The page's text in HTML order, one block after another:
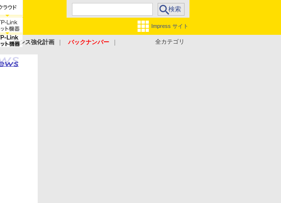
Impress サイト
全カテゴリ
情シス強化計画
バックナンバー